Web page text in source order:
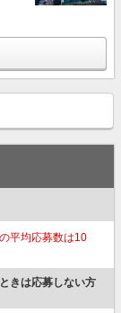
平均応募数は10
きは応募しない方